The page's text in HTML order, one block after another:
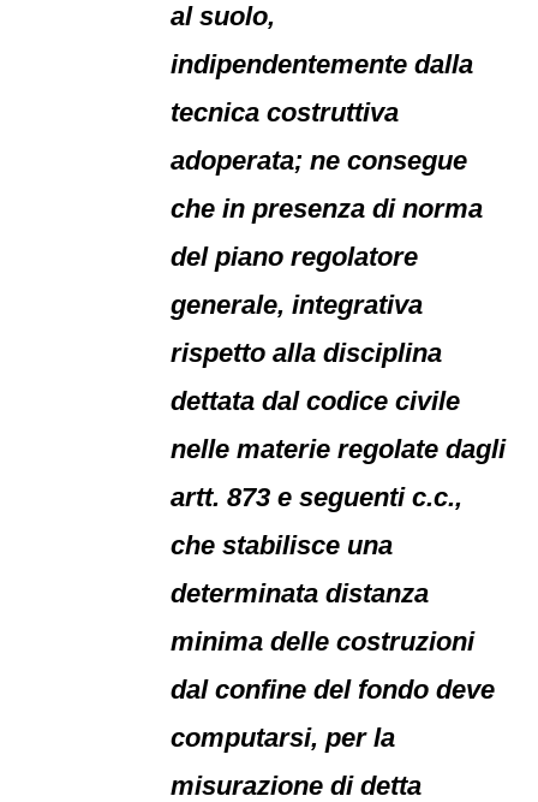
al suolo,
indipendentemente dalla
tecnica costruttiva
adoperata; ne consegue
che in presenza di norma
del piano regolatore
generale, integrativa
rispetto alla disciplina
dettata dal codice civile
nelle materie regolate dagli
artt. 873 e seguenti c.c.,
che stabilisce una
determinata distanza
minima delle costruzioni
dal confine del fondo deve
computarsi, per la
misurazione di detta